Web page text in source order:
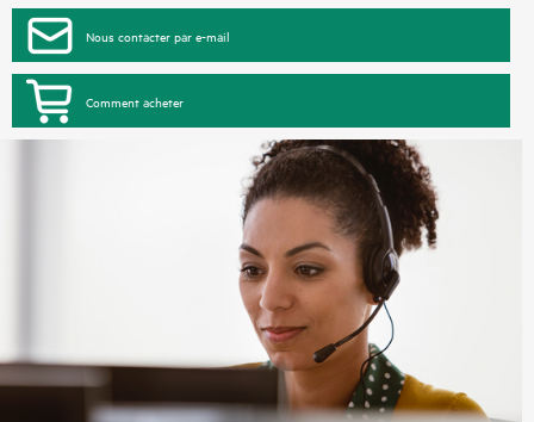
Nous contacter par e-mail
Comment acheter